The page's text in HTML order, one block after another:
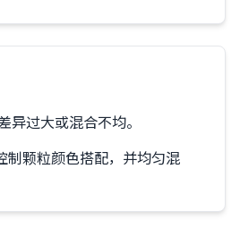
异过大或混合不均。
制颗粒颜色搭配，并均匀混